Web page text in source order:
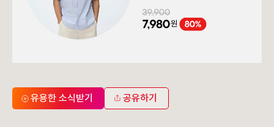
유용한 소식받기 공유하기